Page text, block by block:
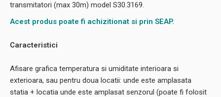
transmitatori (max 30m) model S30.3169.
Acest produs poate fi achizitionat si prin SEAP.
Caracteristici
Afisare grafica temperatura si umiditate interioara si
exterioara, sau pentru doua locatii: unde este amplasata
statia + locatia unde este amplasat senzorul (poate fi folosit